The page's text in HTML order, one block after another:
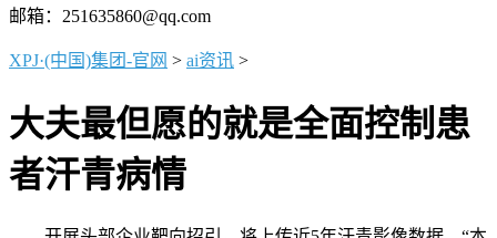
邮箱：251635860@qq.com
XPJ·(中国)集团-官网 > ai资讯 >
大夫最但愿的就是全面控制患
者汗青病情